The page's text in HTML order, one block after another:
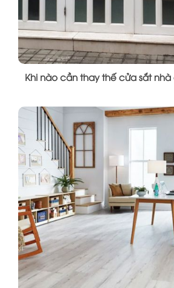
Khi nào cần thay thế cửa sắt nhà